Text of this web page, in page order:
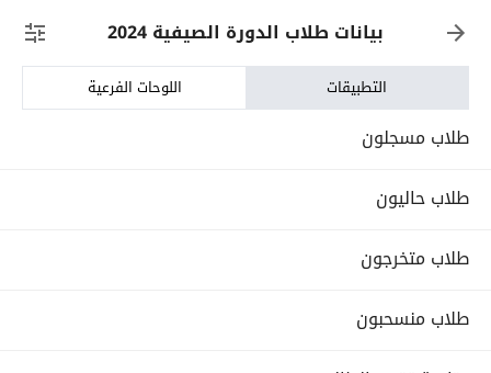
بيانات طلاب الدورة الصيفية 2024
التطبيقات اللوحات الفرعية
طلاب مسجلون
طلاب حاليون
طلاب متخرجون
طلاب منسحبون